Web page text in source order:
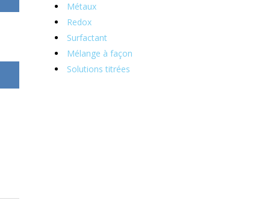
Métaux
Redox
Surfactant
Mélange à façon
Solutions titrées